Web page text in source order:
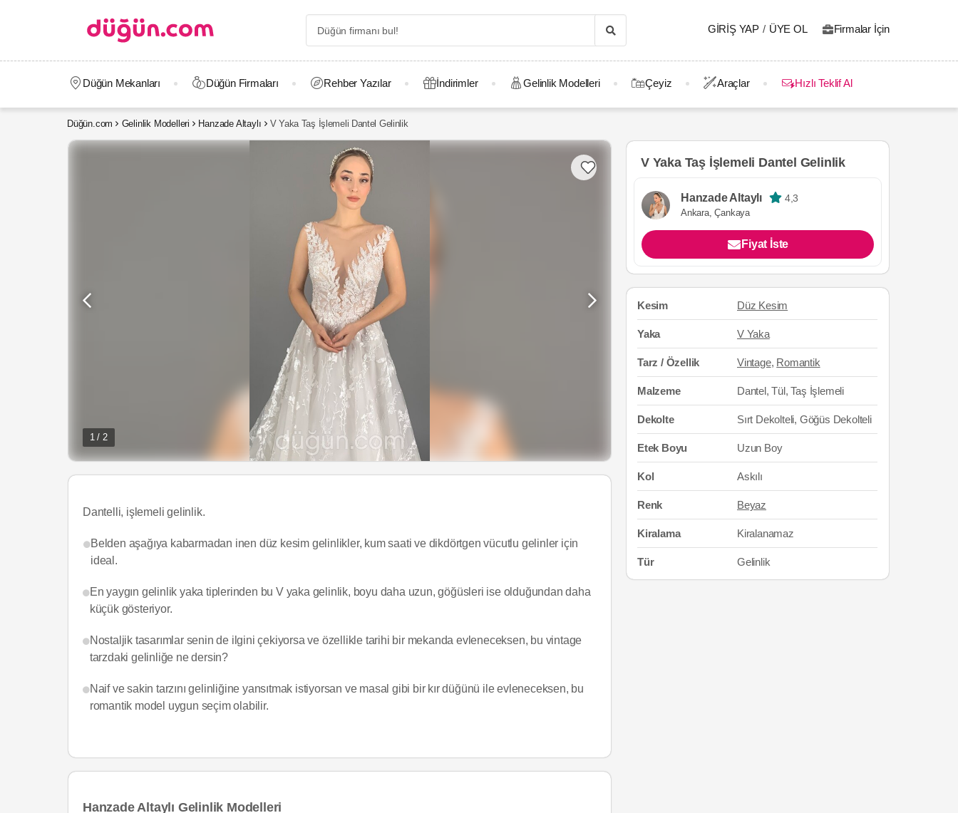
GIRIŞ YAP / ÜYE OL Firmalar İçin
Düğün Mekanları Düğün Firmaları Rehber Yazılar İndirimler Gelinlik Modelleri Çeyiz Araçlar Hızlı Teklif Al
Düğün.com Gelinlik Modelleri Hanzade Altaylı V Yaka Taş İşlemeli Dantel Gelinlik
1 / 2
Dantelli, işlemeli gelinlik.
Belden aşağıya kabarmadan inen düz kesim gelinlikler, kum saati ve dikdörtgen vücutlu gelinler için
ideal.
En yaygın gelinlik yaka tiplerinden bu V yaka gelinlik, boyu daha uzun, göğüsleri ise olduğundan daha
küçük gösteriyor.
Nostaljik tasarımlar senin de ilgini çekiyorsa ve özellikle tarihi bir mekanda evleneceksen, bu vintage
tarzdaki gelinliğe ne dersin?
Naif ve sakin tarzını gelinliğine yansıtmak istiyorsan ve masal gibi bir kır düğünü ile evleneceksen, bu
romantik model uygun seçim olabilir.
Hanzade Altaylı Gelinlik Modelleri
V Yaka Taş İşlemeli Dantel Gelinlik
Hanzade Altaylı 4,3
Ankara, Çankaya
Fiyat İste
Kesim Düz Kesim
Yaka V Yaka
Tarz / Özellik Vintage, Romantik
Malzeme Dantel, Tül, Taş İşlemeli
Dekolte Sırt Dekolteli, Göğüs Dekolteli
Etek Boyu Uzun Boy
Kol Askılı
Renk Beyaz
Kiralama Kiralanamaz
Tür Gelinlik